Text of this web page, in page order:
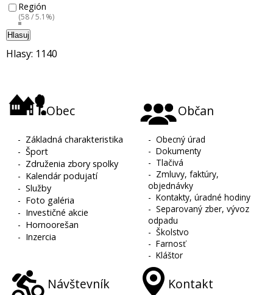
Región
(58 / 5.1%)
Hlasuj
Hlasy: 1140
Obec
- Základná charakteristika
-Šport
- Združenia zbory spolky
- Kalendár podujatí
-Služby
- Foto galéria
- Investičné akcie
- Hornoorešan
- Inzercia
Občan
-Obecný úrad
-Dokumenty
- Tlačivá
- Zmluvy, faktúry,
objednávky
-Kontakty, úradné hodiny
-Separovaný zber, vývoz
odpadu
-Školstvo
-Farnosť
-Kláštor
Návštevník Kontakt